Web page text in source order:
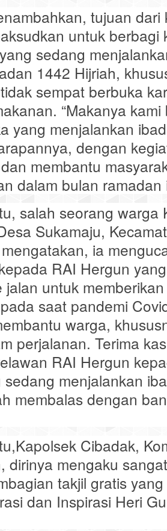
tujuan dari
untuk berbagi
sedang
1442 Hijriah,
sempat berbuka
“Makanya
yang menjalankan
dengan
membantu
dalam bulan ramadan
salah seorang warga
Sukamaju,
ia
RAI Hergun
jalan untuk
saat pandemi
warga,
perjalanan. Terima
RAI Hergun
sedang menjalankan
membalas dengan
Cibadak,
dirinya mengaku
takjil gratis
dan Inspirasi Heri